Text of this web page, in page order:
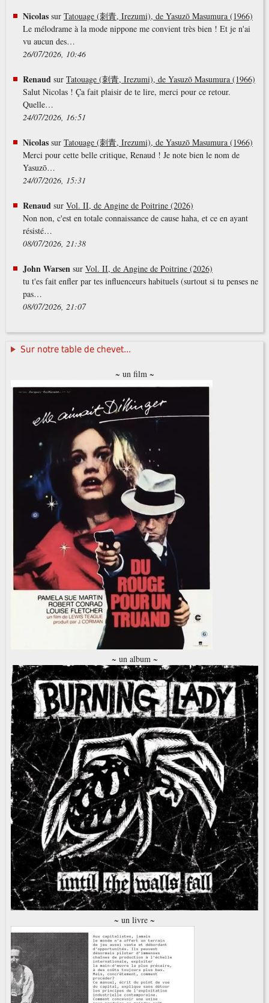
Nicolassur Tatouage (刺青, Irezumi), de Yasuzō Masumura (1966)
Le mélodrame à la mode nippone me convient très bien ! Et je n'ai
vu aucun des…
26/07/2026, 10:46
Renaudsur Tatouage (刺青, Irezumi), de Yasuzō Masumura (1966)
Salut Nicolas ! Ça fait plaisir de te lire, merci pour ce retour.
Quelle…
24/07/2026, 16:51
Nicolassur Tatouage (刺青, Irezumi), de Yasuzō Masumura (1966)
Merci pour cette belle critique, Renaud ! Je note bien le nom de
Yasuzō…
24/07/2026, 15:31
Renaudsur Vol. II, de Angine de Poitrine (2026)
Non non, c'est en totale connaissance de cause haha, et ce en ayant
résisté…
08/07/2026, 21:38
John Warsensur Vol. II, de Angine de Poitrine (2026)
tu t'es fait enfler par tes influenceurs habituels (surtout si tu penses ne
pas…
08/07/2026, 21:07
Sur notre table de chevet...
~ un film ~
~ un album ~
~ un livre ~